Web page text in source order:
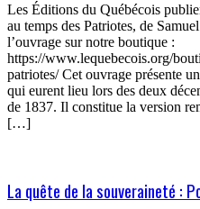
Les Éditions du Québécois
au temps des Patriotes, de
l’ouvrage sur notre boutique :
https://www.lequebecois.org/
patriotes/ Cet ouvrage présente
qui eurent lieu lors des deux
de 1837. Il constitue la version
[…]
La quête de la souveraineté :